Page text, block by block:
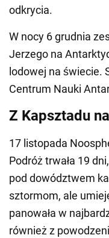
odkrycia.
W nocy 6 grudnia
Jerzego na
lodowej na świecie.
Centrum Nauki
Z Kapsztadu
17 listopada
Podróż trwała 19
pod dowództwem
sztormom, ale
panowała w
również z